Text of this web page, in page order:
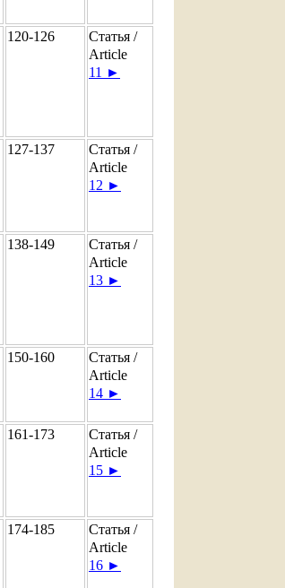
120-126
Статья /
Article
11 ►
127-137
Статья /
Article
12 ►
138-149
Статья /
Article
13 ►
150-160
Статья /
Article
14 ►
161-173
Статья /
Article
15 ►
174-185
Статья /
Article
16 ►